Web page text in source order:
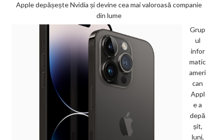
Apple depășește Nvidia și devine cea mai valoroasă companie
din lume
Grup
ul
infor
matic
ameri
can
Appl
e a
depă
șit,
luni,